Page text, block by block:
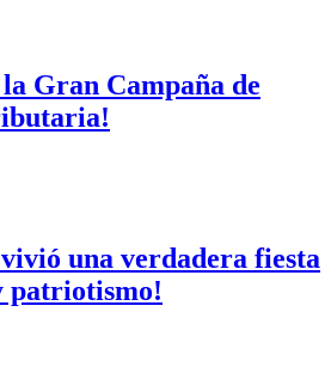
Gran Campaña de
una verdadera fiesta
patriotismo!